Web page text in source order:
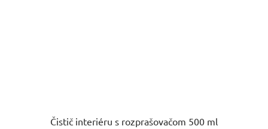
Čistič interiéru s rozprašovačom 500 ml